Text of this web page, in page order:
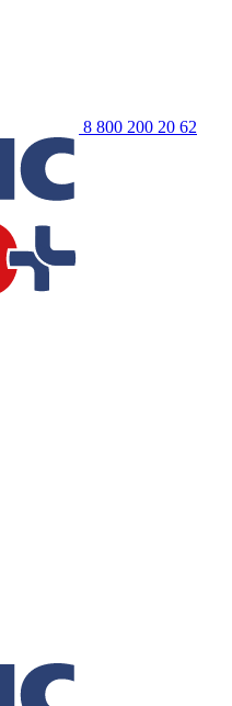
8 800 200 20 62